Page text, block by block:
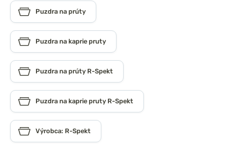
Puzdra na prúty
Puzdra na kaprie pruty
Puzdra na prúty R-Spekt
Puzdra na kaprie pruty R-Spekt
Výrobca: R-Spekt